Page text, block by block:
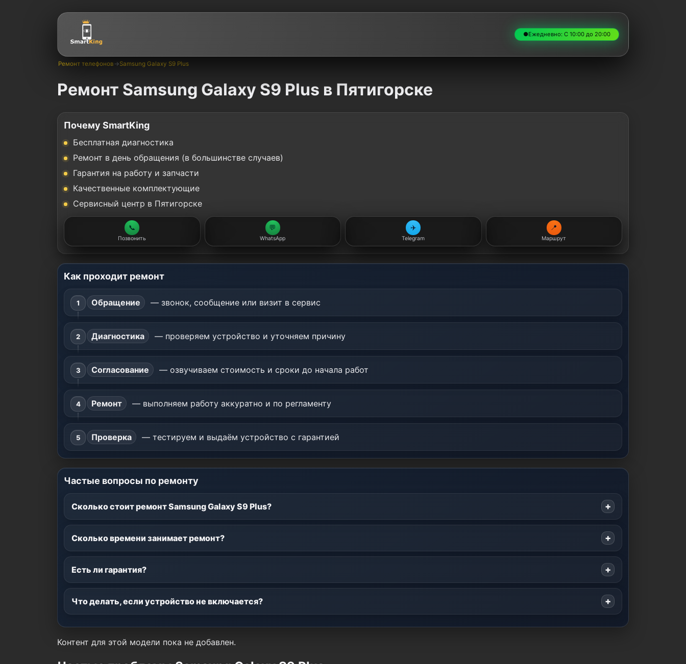
●Ежедневно: С 10:00 до 20:00
Ремонт телефонов→Samsung Galaxy S9 Plus
Ремонт Samsung Galaxy S9 Plus в Пятигорске
Почему SmartKing
Бесплатная диагностика
Ремонт в день обращения (в большинстве случаев)
Гарантия на работу и запчасти
Качественные комплектующие
Сервисный центр в Пятигорске
📞
Позвонить
💬
WhatsApp
✈️
Telegram
📍
Маршрут
Как проходит ремонт
Обращение — звонок, сообщение или визит в сервис
Диагностика — проверяем устройство и уточняем причину
Согласование — озвучиваем стоимость и сроки до начала работ
Ремонт — выполняем работу аккуратно и по регламенту
Проверка — тестируем и выдаём устройство с гарантией
Частые вопросы по ремонту
Сколько стоит ремонт Samsung Galaxy S9 Plus?
Сколько времени занимает ремонт?
Есть ли гарантия?
Что делать, если устройство не включается?
Контент для этой модели пока не добавлен.